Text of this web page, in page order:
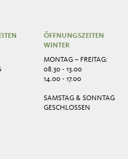
ÖFFNUNGSZEITEN
WINTER
MONTAG – FREITAG:
08.30 - 13.00
14.00 - 17.00
SAMSTAG & SONNTAG
GESCHLOSSEN